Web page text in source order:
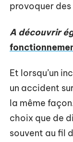
provoquer
A découvrir
Et lorsqu’un
un accident
la même
choix que de
souvent au fil